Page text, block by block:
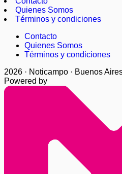
Quienes Somos
Términos y condiciones
Contacto
Quienes Somos
Términos y condiciones
2026 · Noticampo · Buenos
Powered by